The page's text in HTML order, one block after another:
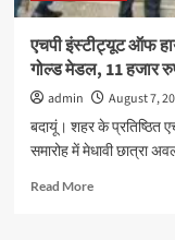
एचपी इंस्टीट्यूट ऑफ
गोल्ड मेडल, 11 हजार
admin
August 7,
बदायूं। शहर के प्रतिष्ठित
समारोह में मेधावी छात्रा
Read MoreRead